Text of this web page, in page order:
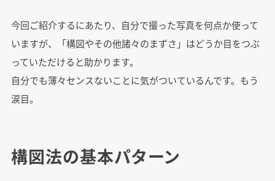
今回ご紹介するにあたり、自分で撮った写真を何点か使って
いますが、「構図やその他諸々のまずさ」はどうか目をつぶ
っていただけると助かります。
自分でも薄々センスないことに気がついているんです。もう
涙目。
構図法の基本パターン